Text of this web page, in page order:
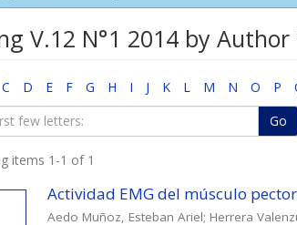
V.12 N°1 2014 by
C D E F G H I J K L M N O P
Go
items 1-1 of 1
Actividad EMG del músculo
Aedo Muñoz, Esteban Ariel; Herrera